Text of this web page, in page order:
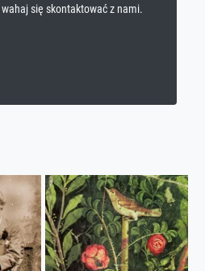
się skontaktować z nami.